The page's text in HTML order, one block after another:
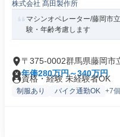
株式会社 髙田製作所
マシンオペレーター/藤岡
験・年齢考慮します
〒375-0002群馬県藤岡市
年俸280万円～340万円
資格・経験 未経験者OK
制服あり バイク通勤OK +7個